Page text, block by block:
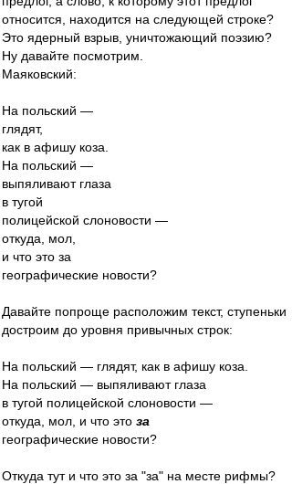
относится, находится на следующей строке?
Это ядерный взрыв, уничтожающий поэзию?
Ну давайте посмотрим.
Маяковский:
На польский —
глядят,
как в афишу коза.
На польский —
выпяливают глаза
в тугой
полицейской слоновости —
откуда, мол,
и что это за
географические новости?
Давайте попроще расположим текст, ступеньки
достроим до уровня привычных строк:
На польский — глядят, как в афишу коза.
На польский — выпяливают глаза
в тугой полицейской слоновости —
откуда, мол, и что это за
географические новости?
Откуда тут и что это за "за" на месте рифмы?